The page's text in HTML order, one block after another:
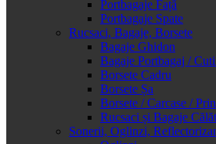
Portbagaje Față
Portbagaje Spate
Rucsaci, Bagaje, Borsete
Bagaje Ghidon
Bagaje Portbagaj /
Borsete Cadru
Borsete Șa
Borsete / Carcase /
Rucsaci și Bagaje
Sonerii, Oglinzi,